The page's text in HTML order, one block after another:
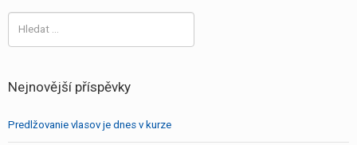
nešťastím
živote?
Nejnovější příspěvky
Predlžovanie vlasov je dnes v kurze